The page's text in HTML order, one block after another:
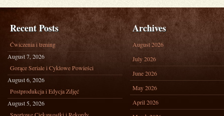
Recent Posts
Ćwiczenia i trening
August 7, 2026
Gorące Seriale i Cyklowe Powieści
August 6, 2026
Postprodukcja i Edycja Zdjęć
August 5, 2026
Archives
August 2026
July 2026
June 2026
May 2026
April 2026